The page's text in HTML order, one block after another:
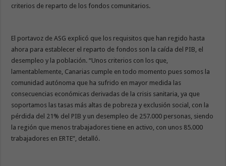
criterios de reparto de los fondos comunitarios.
El portavoz de ASG explicó que los requisitos que han regido hasta
ahora para establecer el reparto de fondos son la caída del PIB, el
desempleo y la población. “Unos criterios con los que,
lamentablemente, Canarias cumple en todo momento pues somos la
comunidad autónoma que ha sufrido en mayor medida las
consecuencias económicas derivadas de la crisis sanitaria, ya que
soportamos las tasas más altas de pobreza y exclusión social, con la
pérdida del 21% del PIB y un desempleo de 257.000 personas, siendo
la región que menos trabajadores tiene en activo, con unos 85.000
trabajadores en ERTE”, detalló.